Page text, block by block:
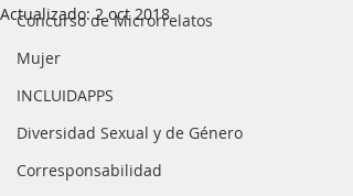
Concurso de Microrrelatos
Mujer
INCLUIDAPPS
Diversidad Sexual y de Género
Corresponsabilidad
Actualizado:2 oct 2018